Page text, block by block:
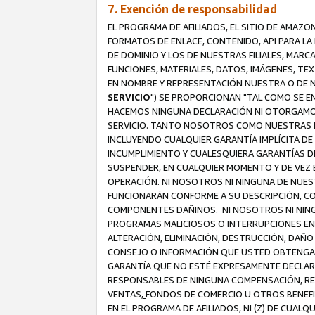
7. Exención de responsabilidad
EL PROGRAMA DE AFILIADOS, EL SITIO DE
FORMATOS DE ENLACE, CONTENIDO, API PARA
DE DOMINIO Y LOS DE NUESTRAS FILIALES,
FUNCIONES, MATERIALES, DATOS, IMÁGENES,
EN NOMBRE Y REPRESENTACIÓN NUESTRA O DE
SERVICIO") SE PROPORCIONAN "TAL COMO SE
HACEMOS NINGUNA DECLARACIÓN NI
SERVICIO. TANTO NOSOTROS COMO NUESTRAS
INCLUYENDO CUALQUIER GARANTÍA IMPLÍCITA
INCUMPLIMIENTO Y CUALESQUIERA GARANTÍAS
SUSPENDER, EN CUALQUIER MOMENTO Y DE
OPERACIÓN. NI NOSOTROS NI NINGUNA DE
FUNCIONARÁN CONFORME A SU DESCRIPCIÓN,
COMPONENTES DAÑINOS. NI NOSOTROS NI
PROGRAMAS MALICIOSOS O INTERRUPCIONES
ALTERACIÓN, ELIMINACIÓN, DESTRUCCIÓN,
CONSEJO O INFORMACIÓN QUE USTED
GARANTÍA QUE NO ESTÉ EXPRESAMENTE
RESPONSABLES DE NINGUNA COMPENSACIÓN,
VENTAS,FONDOS DE COMERCIO U OTROS
EN EL PROGRAMA DE AFILIADOS, NI (Z) DE